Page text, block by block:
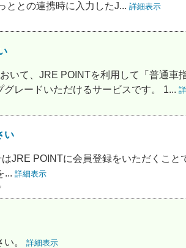
との連携時に入力したJ... 詳細表示
いて、JRE POINTを利用して「普通車
レードいただけるサービスです。 1...
い
JRE POINTに会員登録をいただくこと
... 詳細表示
。 詳細表示